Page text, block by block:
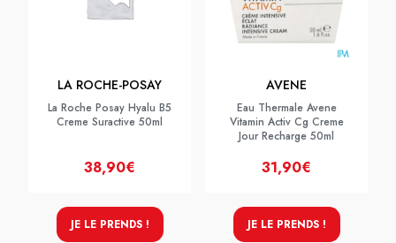
LA ROCHE-POSAY
La Roche Posay Hyalu B5
Creme Suractive 50ml
38,90€
JE LE PRENDS !
AVENE
Eau Thermale Avene
Vitamin Activ Cg Creme
Jour Recharge 50ml
31,90€
JE LE PRENDS !